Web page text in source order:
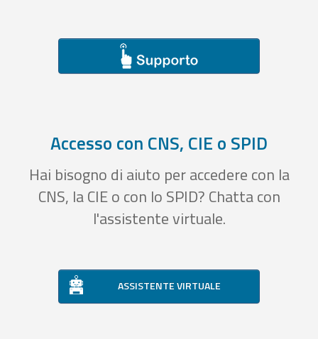
Accesso con CNS, CIE o SPID
Hai bisogno di aiuto per accedere con la
CNS, la CIE o con lo SPID? Chatta con
l'assistente virtuale.
ASSISTENTE VIRTUALE